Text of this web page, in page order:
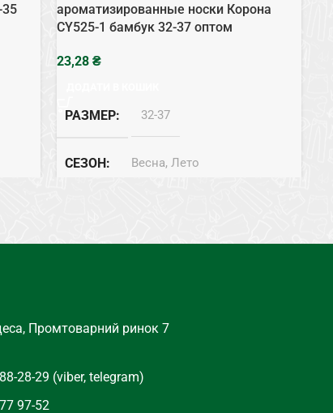
35
ароматизированные носки Корона
CY525-1 бамбук 32-37 оптом
₴
РАЗМЕР 32-37
СЕЗОН Весна, Лето
Промтоварний ринок 7
28-29 (viber, telegram)
97-52